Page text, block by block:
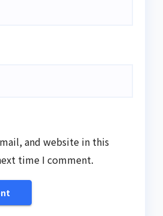
and website in this
time I comment.